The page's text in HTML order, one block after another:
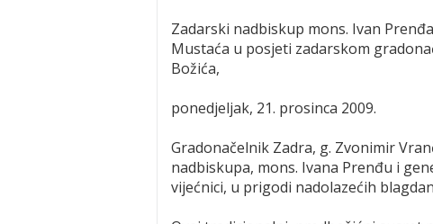
Zadarski nadbiskup mons. Ivan
Mustaća u posjeti zadarskom
Božića,
ponedjeljak, 21. prosinca 2009.
Gradonačelnik Zadra, g. Zvonimir
nadbiskupa, mons. Ivana Prenđu i
vijećnici, u prigodi nadolazećih